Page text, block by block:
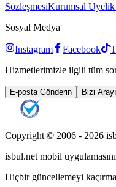
SözleşmesiKurumsal Üyelik
Sosyal Medya
Instagram Facebook
Hizmetlerimizle ilgili tüm
E-posta Gönderin Bizi
Copyright © 2006 - 2026
isbul.net mobil uygulamasını
Hiçbir güncellemeyi